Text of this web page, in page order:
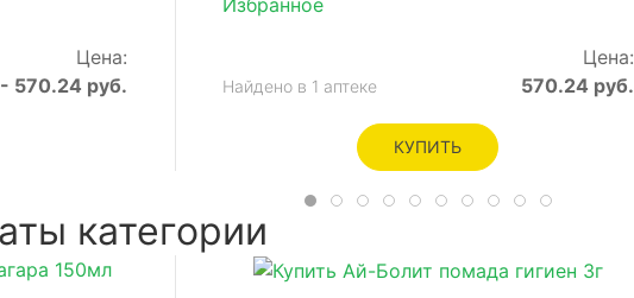
Цена:
570.24 руб.
Цена:
Найдено в 1 аптеке 570.24 руб.
КУПИТЬ
категории